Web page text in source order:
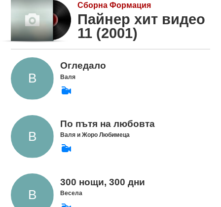
Сборна Формация
Пайнер хит видео
11 (2001)
Огледало
Валя
По пътя на любовта
Валя и Жоро Любимеца
300 нощи, 300 дни
Весела